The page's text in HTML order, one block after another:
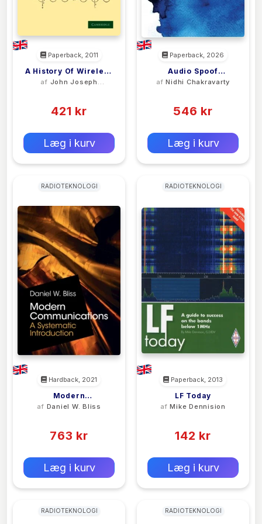
Paperback, 2011
A History Of Wireless
Telegraphy
af John Joseph
421 kr
Læg i kurv
Paperback, 2026
Audio Spoof
Detection From
Application
afNidhi Chakravarty
546 kr
Læg i kurv
RADIOTEKNOLOGI
Hardback, 2021
Modern
Communications
af Daniel W. Bliss
763 kr
Læg i kurv
RADIOTEKNOLOGI
Paperback, 2013
LF Today
afMike Dennision
142 kr
Læg i kurv
RADIOTEKNOLOGI RADIOTEKNOLOGI